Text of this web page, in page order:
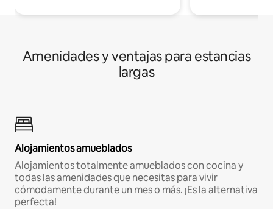
Amenidades y ventajas para estancias
largas
Alojamientos amueblados
Alojamientos totalmente amueblados con cocina y
todas las amenidades que necesitas para vivir
cómodamente durante un mes o más. ¡Es la alternativa
perfecta!